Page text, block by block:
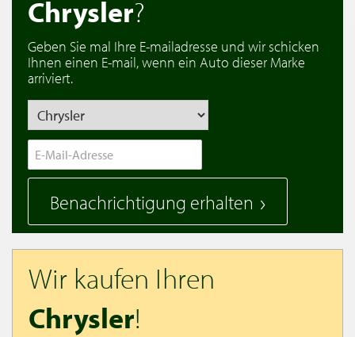
Chrysler?
Geben Sie mal Ihre E-mailadresse und wir schicken
Ihnen einen E-mail, wenn ein Auto dieser Marke
arriviert.
Benachrichtigung erhalten
Wir kaufen Ihren
Chrysler!